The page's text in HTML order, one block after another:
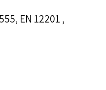
EN 12201 ,